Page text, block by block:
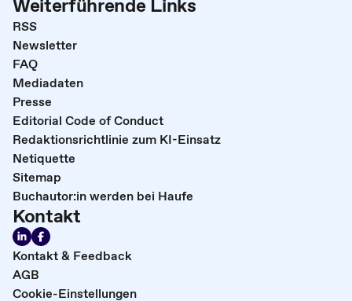
Weiterführende Links
RSS
Newsletter
FAQ
Mediadaten
Presse
Editorial Code of Conduct
Redaktionsrichtlinie zum KI-Einsatz
Netiquette
Sitemap
Buchautor:in werden bei Haufe
Kontakt
Kontakt & Feedback
AGB
Cookie-Einstellungen